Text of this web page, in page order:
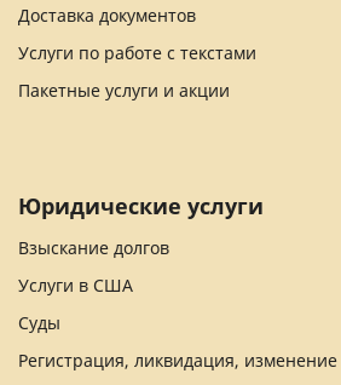
Доставка документов
Услуги по работе с текстами
Пакетные услуги и акции
Юридические услуги
Взыскание долгов
Услуги в США
Суды
Регистрация, ликвидация, изменение